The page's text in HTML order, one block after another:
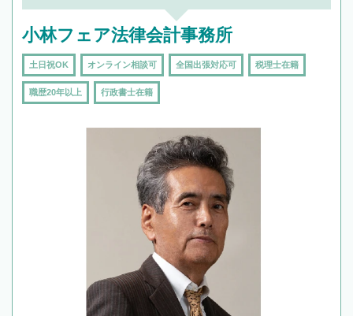
小林フェア法律会計事務所
土日祝OK オンライン相談可 全国出張対応可 税理士在籍
職歴20年以上 行政書士在籍